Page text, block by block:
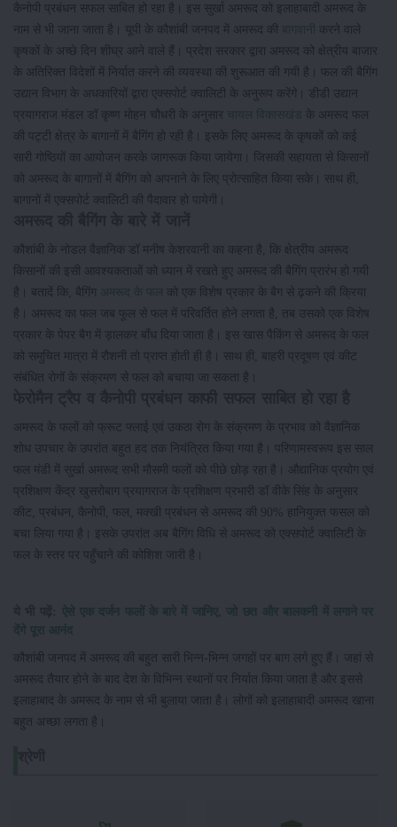
कैनोपी प्रबंधन सफल साबित हो रहा है। इस सुर्खा अमरूद को इलाहाबादी अमरूद के
नाम से भी जाना जाता है। यूपी के कौशांबी जनपद में अमरूद की
बागवानी
करने वाले
कृषकों के अच्छे दिन शीघ्र आने वाले हैं। प्रदेश सरकार द्वारा अमरूद को क्षेत्रीय बाजार
के अतिरिक्त विदेशों में निर्यात करने की व्यवस्था की शुरूआत की गयी है। फल की बैगिंग
उद्यान विभाग के अधकारियों द्वारा एक्सपोर्ट क्वालिटी के अनुरूप करेंगे। डीडी उद्यान
प्रयागराज मंडल डॉ कृष्ण मोहन चौधरी के अनुसार चायल विकासखंड
के अमरूद फल
की पट्टी क्षेत्र के बागानों में बैगिंग हो रही है। इसके लिए अमरूद के कृषकों को कई
सारी गोष्ठियों का आयोजन करके जागरूक किया जायेगा। जिसकी सहायता से किसानों
को अमरूद के बागानों में बैगिंग को अपनाने के लिए प्रोत्साहित किया सके। साथ ही,
बागानों में एक्सपोर्ट क्वालिटी की पैदावार हो पायेगी।
कौशांबी के नोडल वैज्ञानिक डॉ मनीष केशरवानी का कहना है, कि क्षेत्रीय अमरूद
किसानों की इसी आवश्यकताओं को ध्यान में रखते हुए अमरूद की बैगिंग प्रारंभ हो गयी
है। बतादें कि, बैगिंग
अमरूद के फल को एक विशेष प्रकार के बैग से ढ़कने की क्रिया
है। अमरूद का फल जब फूल से फल में परिवर्तित होने लगता है, तब उसको एक विशेष
प्रकार के पेपर बैग में ड़ालकर बाँध दिया जाता है। इस खास पैकिंग से अमरूद के फल
को समुचित मात्रा में रौशनी तो प्राप्त होती ही है। साथ ही, बाहरी प्रदूषण एवं कीट
संबंधित रोगों के संक्रमण से फल को बचाया जा सकता है।
अमरूद के फलों को फ्रूट फ्लाई एवं उकठा रोग के संक्रमण के प्रभाव को वैज्ञानिक
शोध उपचार के उपरांत बहुत हद तक नियंत्रित किया गया है। परिणामस्वरूप इस साल
फल मंडी में सुर्खा अमरूद सभी मौसमी फलों को पीछे छोड़ रहा है। औद्यानिक प्रयोग एवं
प्रशिक्षण केंद्र खुसरोबाग प्रयागराज के प्रशिक्षण प्रभारी डॉ वीके सिंह के अनुसार
कीट, प्रबंधन, कैनोपी, फल, मक्खी प्रबंधन से अमरूद की 90% हानियुक्त फसल को
बचा लिया गया है। इसके उपरांत अब बैगिंग विधि से अमरूद को एक्सपोर्ट क्वालिटी के
फल के स्तर पर पहुँचाने की कोशिश जारी है।
ऐसे एक दर्जन फलों के बारे में जानिए, जो छत और बालकनी में लगाने पर
देंगे पूरा आनंद
कौशांबी जनपद में अमरूद की बहुत सारी भिन्न-भिन्न जगहों पर बाग लगे हुए हैं। जहां से
अमरूद तैयार होने के बाद देश के विभिन्न स्थानों पर निर्यात किया जाता है और इससे
इलाहाबाद के अमरूद के नाम से भी बुलाया जाता है। लोगों को इलाहाबादी अमरूद खाना
बहुत अच्छा लगता है।